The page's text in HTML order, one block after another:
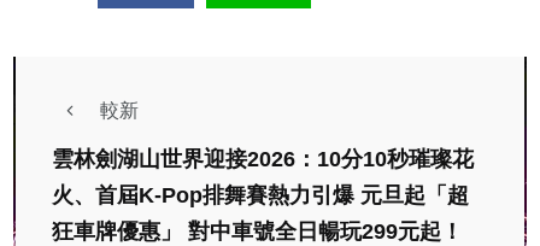
較新
雲林劍湖山世界迎接2026：10分10秒璀璨花
火、首屆K-Pop排舞賽熱力引爆 元旦起「超
狂車牌優惠」 對中車號全日暢玩299元起！